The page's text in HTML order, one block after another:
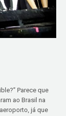
Parece que
ao Brasil na
já que